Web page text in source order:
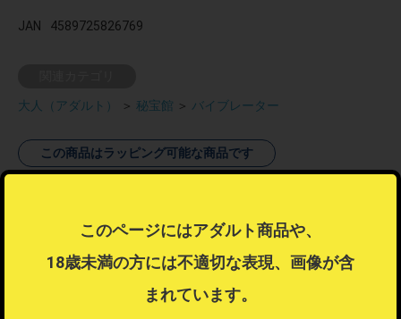
JAN 4589725826769
大人（アダルト） ＞ 秘宝館 ＞ バイブレーター
この商品はラッピング可能な商品です
ラッピングするを選択したい場合は注文を分けてご注文ください。
ラッピングについて
このページにはアダルト商品や、
18歳未満の方には不適切な表現、画像が含
まれています。